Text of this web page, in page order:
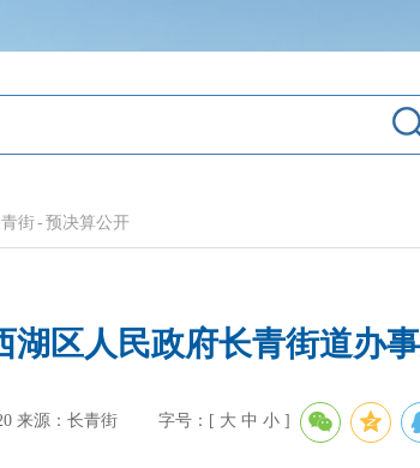
街- 预决算公开
湖区人民政府长青街道办
来源：长青街 字号：[ 大 中 小 ]